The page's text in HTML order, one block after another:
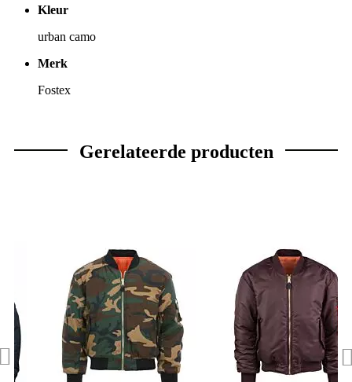
Kleur
urban camo
Merk
Fostex
Gerelateerde producten